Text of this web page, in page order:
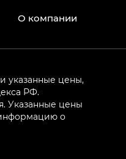
О компании
указанные цены,
РФ.
Указанные цены
о